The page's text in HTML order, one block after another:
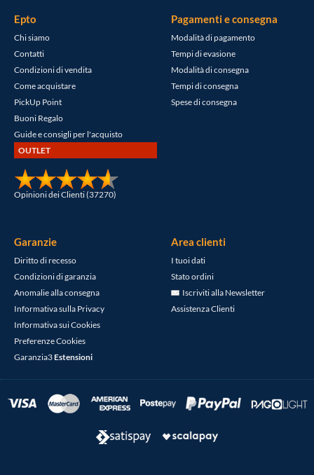
Epto
Chi siamo
Contatti
Condizioni di vendita
Come acquistare
PickUp Point
Buoni Regalo
Guide e consigli per l'acquisto
OUTLET
Opinioni dei Clienti (37270)
Pagamenti e consegna
Modalità di pagamento
Tempi di evasione
Modalità di consegna
Tempi di consegna
Spese di consegna
Garanzie
Diritto di recesso
Condizioni di garanzia
Anomalie alla consegna
Informativa sulla Privacy
Informativa sui Cookies
Preferenze Cookies
Garanzia3Estensioni
Area clienti
I tuoi dati
Stato ordini
Iscriviti alla Newsletter
Assistenza Clienti